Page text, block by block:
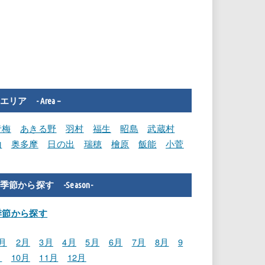
エリア - Area –
あきる野 羽村 福生 昭島
武蔵村
奥多摩 日の出 瑞穂 檜原 飯能 小菅
季節から探す -Season-
から探す
2月 3月 4月 5月 6月 7月 8月
9
10月 11月 12月